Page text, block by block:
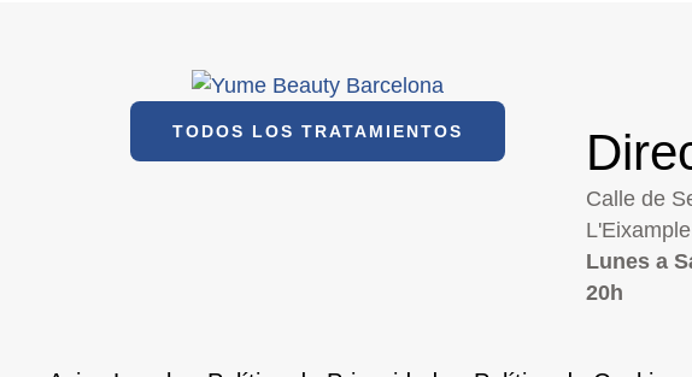
TODOS LOS TRATAMIENTOS
Calle de
Lunes a
20h